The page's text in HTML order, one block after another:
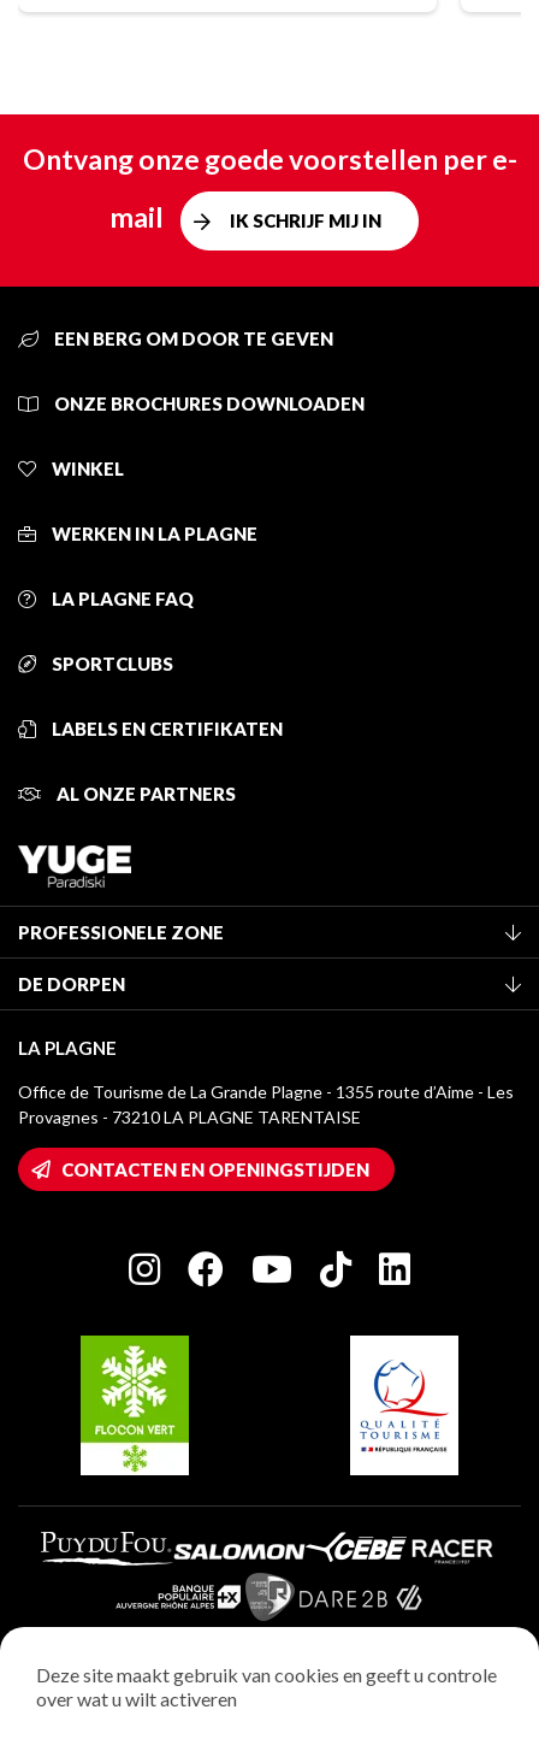
Ontvang onze goede voorstellen per e-
mail
IK SCHRIJF MIJ IN
EEN BERG OM DOOR TE GEVEN
ONZE BROCHURES DOWNLOADEN
WINKEL
WERKEN IN LA PLAGNE
LA PLAGNE FAQ
SPORTCLUBS
LABELS EN CERTIFIKATEN
AL ONZE PARTNERS
PROFESSIONELE ZONE
Classificatie van de gemeubileerde accommodaties
Verblijfstaks
Mediatheek
La Plagne logo's
Wifi toegang
Huis van de eigenaar
Charter van toegewijde spelers
DE DORPEN
Champagny-en-Vanoise
Montchavin - Les Coches
Plagne 1800
Plagne Villages
Plagne Aime 2000
LA PLAGNE
Office de Tourisme de La Grande Plagne - 1355 route d’Aime - Les
Provagnes - 73210 LA PLAGNE TARENTAISE
CONTACTEN EN OPENINGSTIJDEN
Wettelijke vermeldingen
Deze site maakt gebruik van cookies en geeft u controle
over wat u wilt activeren